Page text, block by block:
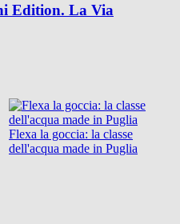
Edition. La Via
Flexa la goccia: la classe
dell'acqua made in Puglia